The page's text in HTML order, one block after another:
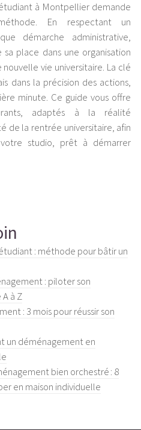
à Montpellier demande
En respectant un
démarche administrative,
place dans une organisation
nouvelle vie universitaire. La clé
dans la précision des actions,
minute. Ce guide vous offre
adaptés à la réalité
de la rentrée universitaire, afin
studio, prêt à démarrer
: méthode pour bâtir un
: piloter son
à Z
: 3 mois pour réussir son
un déménagement en
bien orchestré : 8
en maison individuelle